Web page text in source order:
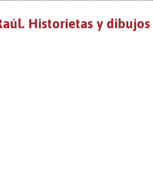
Historietas y dibujos